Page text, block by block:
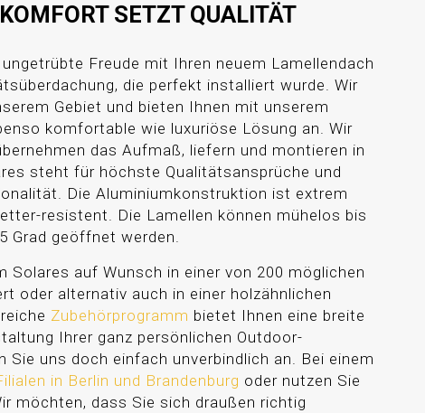
SETZT QUALITÄT
Freude mit Ihren neuem Lamellendach
die perfekt installiert wurde. Wir
Gebiet und bieten Ihnen mit unserem
komfortable wie luxuriöse Lösung an. Wir
das Aufmaß, liefern und montieren in
steht für höchste Qualitätsansprüche und
Die Aluminiumkonstruktion ist extrem
resistent. Die Lamellen können mühelos bis
Grad geöffnet werden.
Solares auf Wunsch in einer von 200 möglichen
oder alternativ auch in einer holzähnlichen
Zubehörprogramm bietet Ihnen eine breite
Ihrer ganz persönlichen Outdoor-
Sie uns doch einfach unverbindlich an. Bei einem
in Berlin und Brandenburg oder nutzen Sie
möchten, dass Sie sich draußen richtig